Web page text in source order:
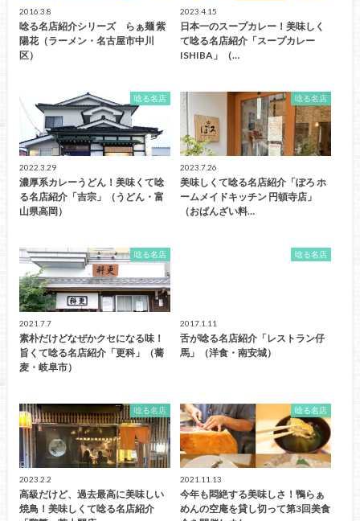
2016.3.8
唸る名店紹介シリーズ らぁ麺 紫
陽花（ラーメン・名古屋市中川
区）
2023.4.15
日本一のスープカレー！美味しく
て唸る名店紹介「スープカレー
ISHIBA」（…
唸る名店
2022.3.29
濃厚系カレーうどん！美味くて唸
る名店紹介「吉宗」（うどん・富
山県高岡）
唸る名店
2023.7.26
美味しくて唸る名店紹介「ぽろ ホ
ームメイドキッチン 円頓寺店」
（おばんざい料…
唸る名店
2021.7.7
素朴だけどなぜかクセになる味！
旨くて唸る名店紹介「更科」（蕎
麦・岐阜市）
唸る名店
2017.1.11
舌が唸る名店紹介「レストラン仔
馬」（洋食・南安城）
唸る名店
2023.2.2
高級だけど、過去最高に美味しい
焼鳥！美味しくて唸る名店紹介
唸る名店
2021.11.13
今年も悶絶する美味しさ！鴨らぁ
めんの空庵を貸し切って第3回美食